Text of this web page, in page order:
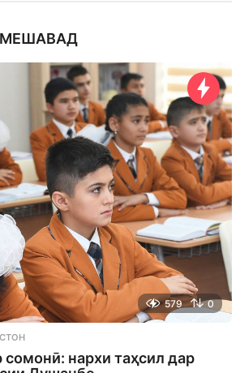
МЕШАВАД
579 0
сомонӣ: нархи таҳсил дар